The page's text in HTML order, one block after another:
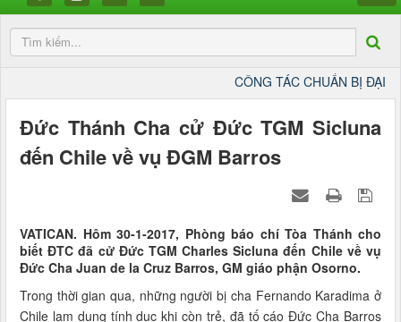
CÔNG TÁC CHUẨN BỊ ĐẠI HỘI ĐỨC
Đức Thánh Cha cử Đức TGM Sicluna
đến Chile về vụ ĐGM Barros
VATICAN. Hôm 30-1-2017, Phòng báo chí Tòa Thánh cho
biết ĐTC đã cử Đức TGM Charles Sicluna đến Chile về vụ
Đức Cha Juan de la Cruz Barros, GM giáo phận Osorno.
Trong thời gian qua, những người bị cha Fernando Karadima ở
Chile lạm dụng tính dục khi còn trẻ, đã tố cáo Đức Cha Barros